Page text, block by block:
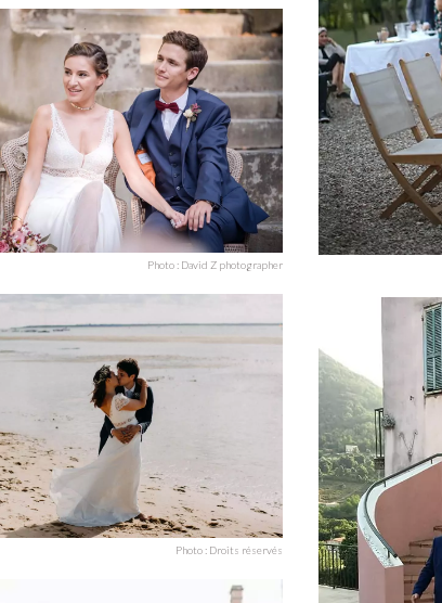
Photo : David Z photographer
Photo : Droits réservés